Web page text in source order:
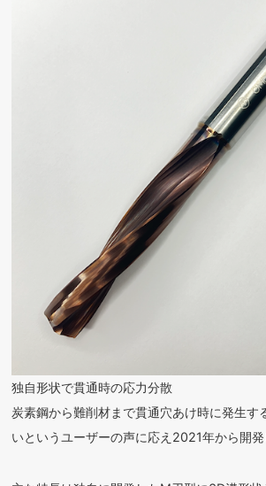
独自形状で貫通時の応力分散
炭素鋼から難削材まで貫通穴あけ時に発生す
いというユーザーの声に応え2021年から開発